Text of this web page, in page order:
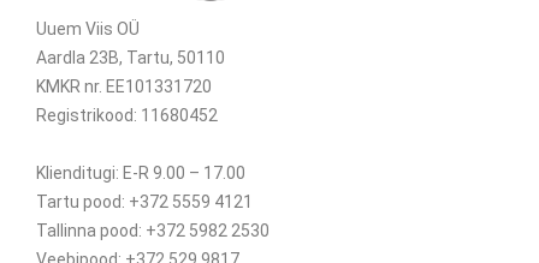
Uuem Viis OÜ
Aardla 23B, Tartu, 50110
KMKR nr. EE101331720
Registrikood: 11680452
Klienditugi: E-R 9.00 – 17.00
Tartu pood: +372 5559 4121
Tallinna pood: +372 5982 2530